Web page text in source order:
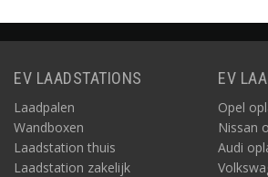
EV LAADSTATIONS
Laadpalen
Wandboxen
Laadstation thuis
Laadstation zakelijk
EV
Opel
Nissan
Audi